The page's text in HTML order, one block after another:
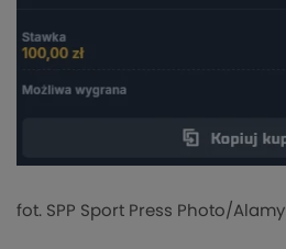
fot. SPP Sport Press Photo/Alamy